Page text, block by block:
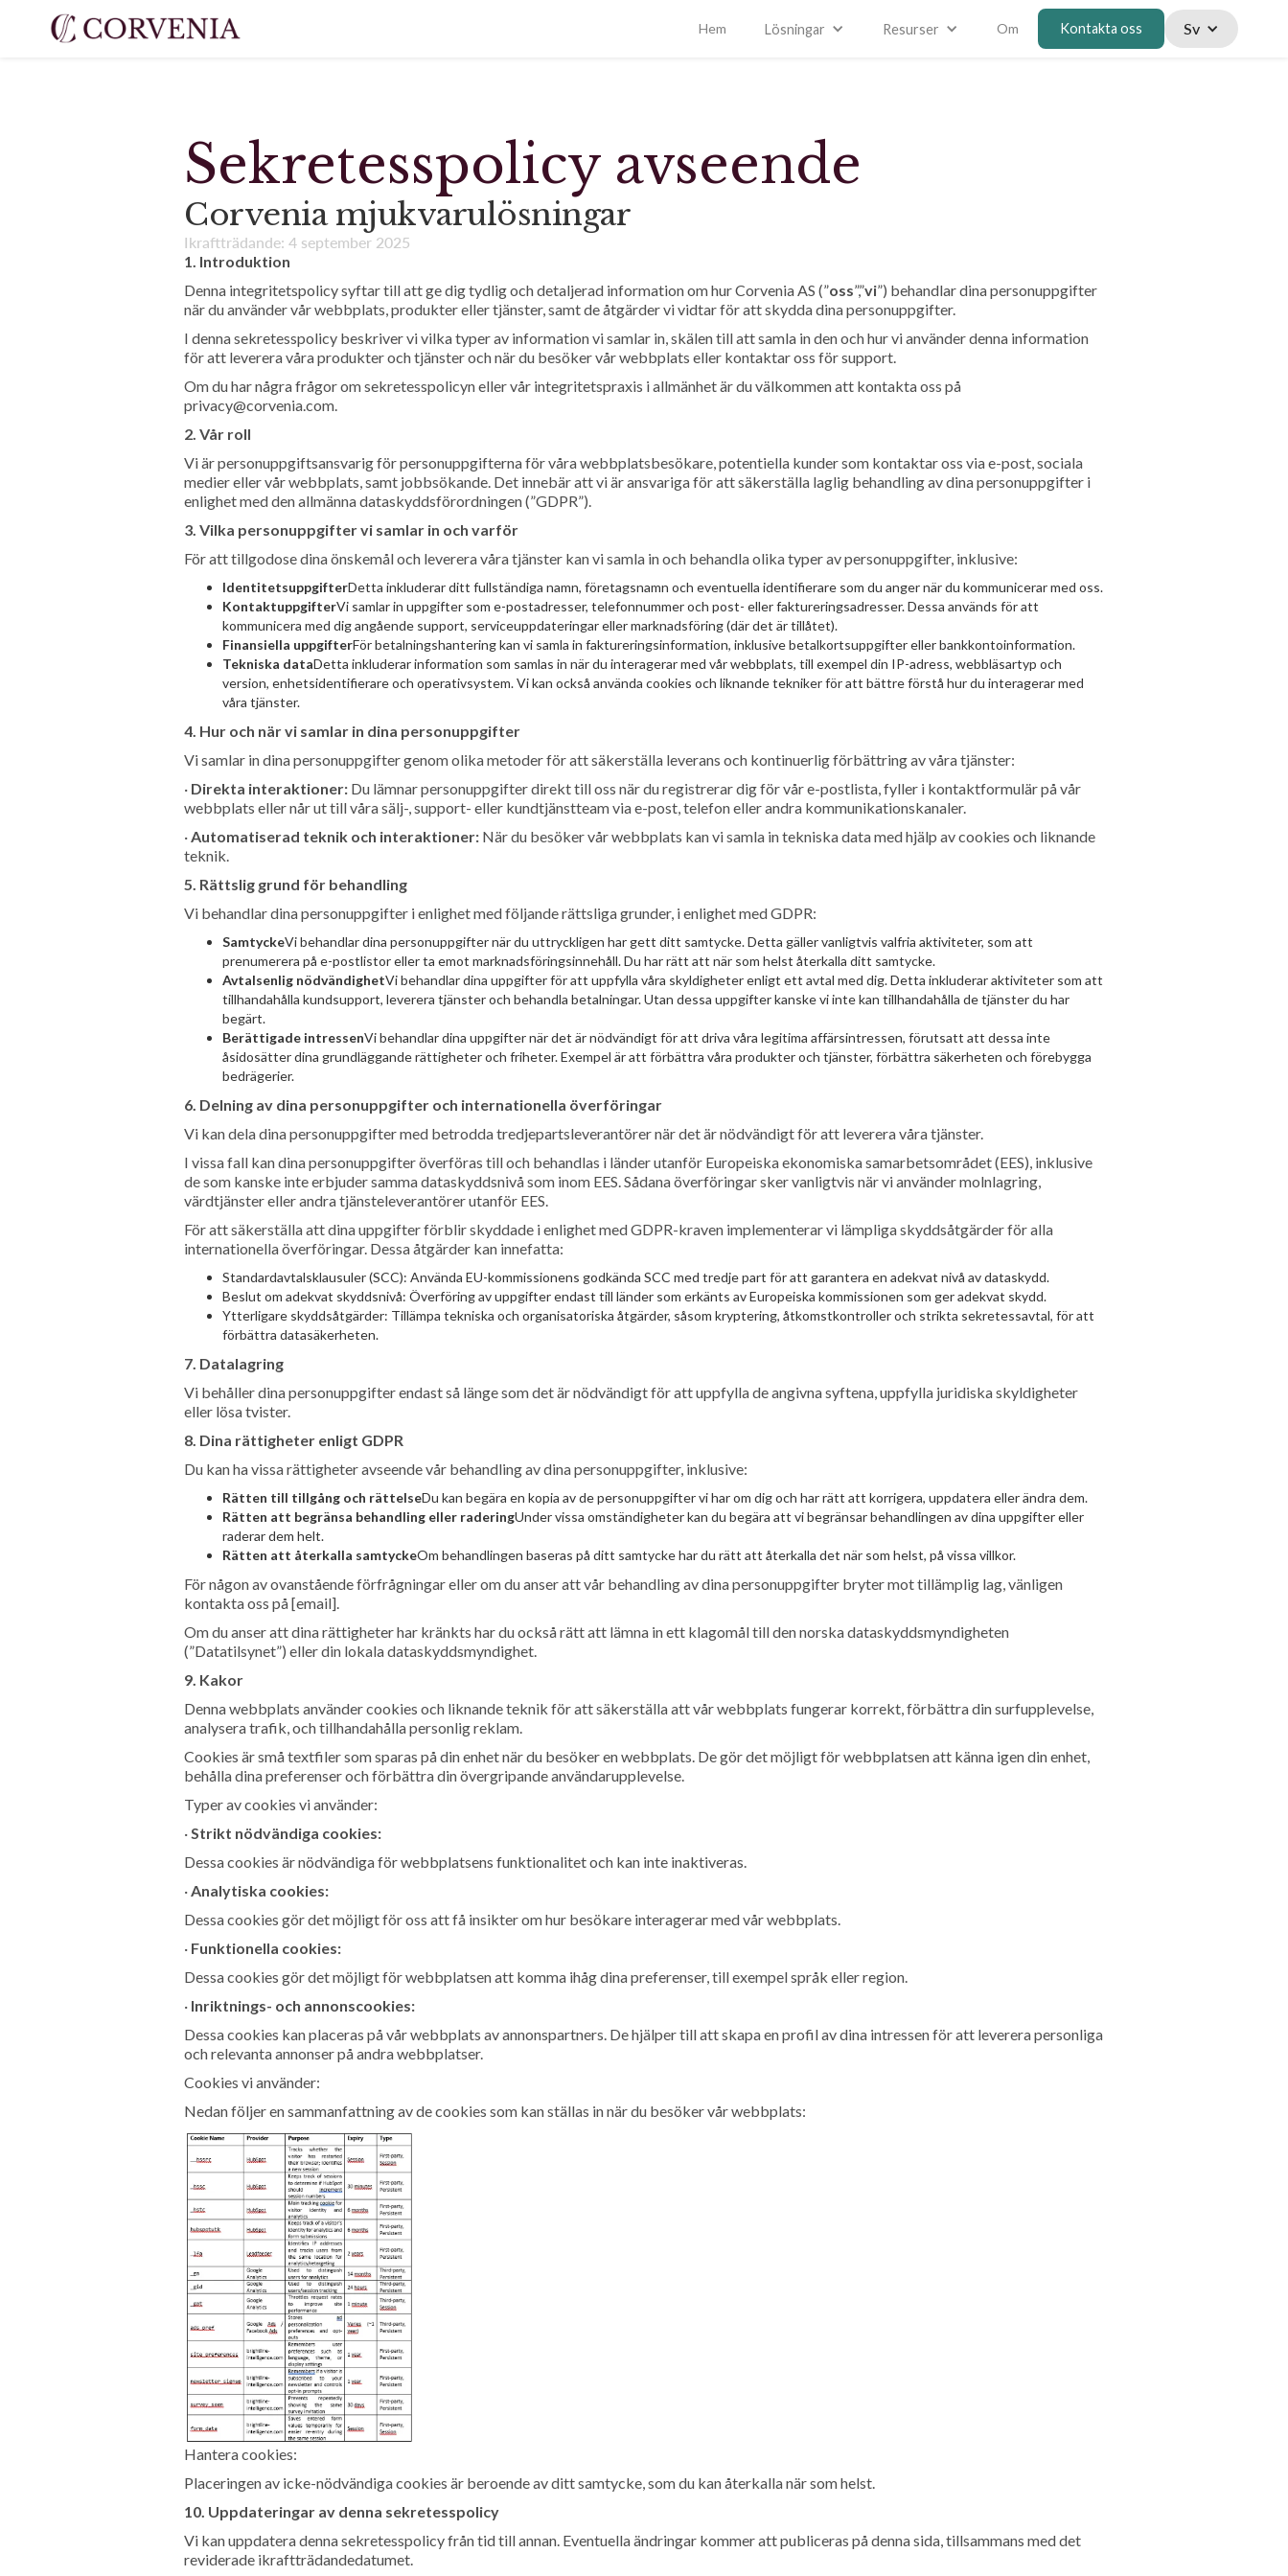
Hem Lösningar Resurser Om Kontakta oss Sv
Sekretesspolicy avseende
Corvenia mjukvarulösningar
Ikraftträdande: 4 september 2025
1. Introduktion
Denna integritetspolicy syftar till att ge dig tydlig och detaljerad information om hur Corvenia AS (”oss”,”vi”) behandlar dina personuppgifter
när du använder vår webbplats, produkter eller tjänster, samt de åtgärder vi vidtar för att skydda dina personuppgifter.
I denna sekretesspolicy beskriver vi vilka typer av information vi samlar in, skälen till att samla in den och hur vi använder denna information
för att leverera våra produkter och tjänster och när du besöker vår webbplats eller kontaktar oss för support.
Om du har några frågor om sekretesspolicyn eller vår integritetspraxis i allmänhet är du välkommen att kontakta oss på
privacy@corvenia.com.
2. Vår roll
Vi är personuppgiftsansvarig för personuppgifterna för våra webbplatsbesökare, potentiella kunder som kontaktar oss via e-post, sociala
medier eller vår webbplats, samt jobbsökande. Det innebär att vi är ansvariga för att säkerställa laglig behandling av dina personuppgifter i
enlighet med den allmänna dataskyddsförordningen (”GDPR”).
3. Vilka personuppgifter vi samlar in och varför
För att tillgodose dina önskemål och leverera våra tjänster kan vi samla in och behandla olika typer av personuppgifter, inklusive:
IdentitetsuppgifterDetta inkluderar ditt fullständiga namn, företagsnamn och eventuella identifierare som du anger när du kommunicerar med oss.
KontaktuppgifterVi samlar in uppgifter som e-postadresser, telefonnummer och post- eller faktureringsadresser. Dessa används för att
kommunicera med dig angående support, serviceuppdateringar eller marknadsföring (där det är tillåtet).
Finansiella uppgifterFör betalningshantering kan vi samla in faktureringsinformation, inklusive betalkortsuppgifter eller bankkontoinformation.
Tekniska dataDetta inkluderar information som samlas in när du interagerar med vår webbplats, till exempel din IP-adress, webbläsartyp och
version, enhetsidentifierare och operativsystem. Vi kan också använda cookies och liknande tekniker för att bättre förstå hur du interagerar med
våra tjänster.
4. Hur och när vi samlar in dina personuppgifter
Vi samlar in dina personuppgifter genom olika metoder för att säkerställa leverans och kontinuerlig förbättring av våra tjänster:
· Direkta interaktioner: Du lämnar personuppgifter direkt till oss när du registrerar dig för vår e-postlista, fyller i kontaktformulär på vår
webbplats eller når ut till våra sälj-, support- eller kundtjänstteam via e-post, telefon eller andra kommunikationskanaler.
·Automatiserad teknik och interaktioner: När du besöker vår webbplats kan vi samla in tekniska data med hjälp av cookies och liknande
teknik.
5. Rättslig grund för behandling
Vi behandlar dina personuppgifter i enlighet med följande rättsliga grunder, i enlighet med GDPR:
SamtyckeVi behandlar dina personuppgifter när du uttryckligen har gett ditt samtycke. Detta gäller vanligtvis valfria aktiviteter, som att
prenumerera på e-postlistor eller ta emot marknadsföringsinnehåll. Du har rätt att när som helst återkalla ditt samtycke.
Avtalsenlig nödvändighetVi behandlar dina uppgifter för att uppfylla våra skyldigheter enligt ett avtal med dig. Detta inkluderar aktiviteter som att
tillhandahålla kundsupport, leverera tjänster och behandla betalningar. Utan dessa uppgifter kanske vi inte kan tillhandahålla de tjänster du har
begärt.
Berättigade intressenVi behandlar dina uppgifter när det är nödvändigt för att driva våra legitima affärsintressen, förutsatt att dessa inte
åsidosätter dina grundläggande rättigheter och friheter. Exempel är att förbättra våra produkter och tjänster, förbättra säkerheten och förebygga
bedrägerier.
6. Delning av dina personuppgifter och internationella överföringar
Vi kan dela dina personuppgifter med betrodda tredjepartsleverantörer när det är nödvändigt för att leverera våra tjänster.
I vissa fall kan dina personuppgifter överföras till och behandlas i länder utanför Europeiska ekonomiska samarbetsområdet (EES), inklusive
de som kanske inte erbjuder samma dataskyddsnivå som inom EES. Sådana överföringar sker vanligtvis när vi använder molnlagring,
värdtjänster eller andra tjänsteleverantörer utanför EES.
För att säkerställa att dina uppgifter förblir skyddade i enlighet med GDPR-kraven implementerar vi lämpliga skyddsåtgärder för alla
internationella överföringar. Dessa åtgärder kan innefatta:
Standardavtalsklausuler (SCC): Använda EU-kommissionens godkända SCC med tredje part för att garantera en adekvat nivå av dataskydd.
Beslut om adekvat skyddsnivå: Överföring av uppgifter endast till länder som erkänts av Europeiska kommissionen som ger adekvat skydd.
Ytterligare skyddsåtgärder: Tillämpa tekniska och organisatoriska åtgärder, såsom kryptering, åtkomstkontroller och strikta sekretessavtal, för att
förbättra datasäkerheten.
7. Datalagring
Vi behåller dina personuppgifter endast så länge som det är nödvändigt för att uppfylla de angivna syftena, uppfylla juridiska skyldigheter
eller lösa tvister.
8. Dina rättigheter enligt GDPR
Du kan ha vissa rättigheter avseende vår behandling av dina personuppgifter, inklusive:
Rätten till tillgång och rättelseDu kan begära en kopia av de personuppgifter vi har om dig och har rätt att korrigera, uppdatera eller ändra dem.
Rätten att begränsa behandling eller raderingUnder vissa omständigheter kan du begära att vi begränsar behandlingen av dina uppgifter eller
raderar dem helt.
Rätten att återkalla samtyckeOm behandlingen baseras på ditt samtycke har du rätt att återkalla det när som helst, på vissa villkor.
För någon av ovanstående förfrågningar eller om du anser att vår behandling av dina personuppgifter bryter mot tillämplig lag, vänligen
kontakta oss på [email].
Om du anser att dina rättigheter har kränkts har du också rätt att lämna in ett klagomål till den norska dataskyddsmyndigheten
(”Datatilsynet”) eller din lokala dataskyddsmyndighet.
9. Kakor
Denna webbplats använder cookies och liknande teknik för att säkerställa att vår webbplats fungerar korrekt, förbättra din surfupplevelse,
analysera trafik, och tillhandahålla personlig reklam.
Cookies är små textfiler som sparas på din enhet när du besöker en webbplats. De gör det möjligt för webbplatsen att känna igen din enhet,
behålla dina preferenser och förbättra din övergripande användarupplevelse.
Typer av cookies vi använder:
·Strikt nödvändiga cookies:
Dessa cookies är nödvändiga för webbplatsens funktionalitet och kan inte inaktiveras.
·Analytiska cookies:
Dessa cookies gör det möjligt för oss att få insikter om hur besökare interagerar med vår webbplats.
· Funktionella cookies:
Dessa cookies gör det möjligt för webbplatsen att komma ihåg dina preferenser, till exempel språk eller region.
· Inriktnings- och annonscookies:
Dessa cookies kan placeras på vår webbplats av annonspartners. De hjälper till att skapa en profil av dina intressen för att leverera personliga
och relevanta annonser på andra webbplatser.
Cookies vi använder:
Nedan följer en sammanfattning av de cookies som kan ställas in när du besöker vår webbplats:
Hantera cookies:
Placeringen av icke-nödvändiga cookies är beroende av ditt samtycke, som du kan återkalla när som helst.
10. Uppdateringar av denna sekretesspolicy
Vi kan uppdatera denna sekretesspolicy från tid till annan. Eventuella ändringar kommer att publiceras på denna sida, tillsammans med det
reviderade ikraftträdandedatumet.